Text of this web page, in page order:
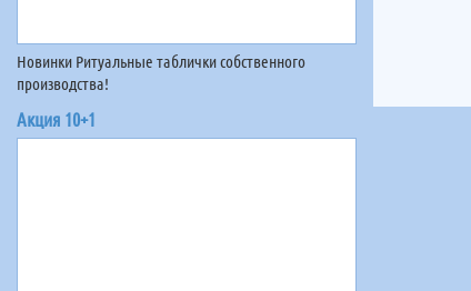
Новинки Ритуальные таблички собственного
производства!
Акция 10+1